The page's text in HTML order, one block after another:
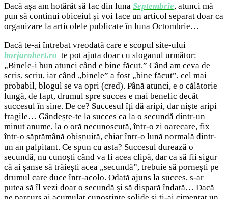
Dacă așa am hotărât să fac din luna Septembrie, atunci mă
pun să continui obiceiul și voi face un articol separat doar ca
organizare la articolele publicate în luna Octombrie…
Dacă te-ai întrebat vreodată care e scopul site-ului
horjarobert.ro te pot ajuta doar cu sloganul următor:
„Binele-i bun atunci când e bine făcut.” Când am ceva de
scris, scriu, iar când „binele” a fost „bine făcut”, cel mai
probabil, blogul se va opri (cred). Până atunci, e o călătorie
lungă, de fapt, drumul spre succes e mai benefic decât
succesul în sine. De ce? Succesul îți dă aripi, dar niște aripi
fragile… Gândește-te la succes ca la o secundă dintr-un
minut anume, la o oră necunoscută, într-o zi oarecare, fix
într-o săptămână obișnuită, chiar într-o lună normală dintr-
un an palpitant. Ce spun cu asta? Succesul durează o
secundă, nu cunoști când va fi acea clipă, dar ca să fii sigur
că ai șanse să trăiești acea „secundă”, trebuie să pornești pe
drumul care duce într-acolo. Odată ajuns la succes, s-ar
putea să îl vezi doar o secundă și să dispară îndată… Dacă